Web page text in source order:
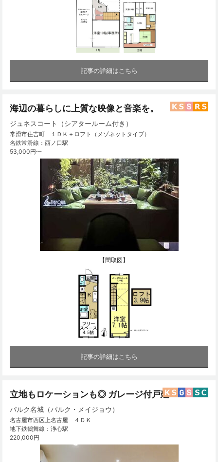
記事の詳細はこちら
海辺の暮らしに上質な映像と音楽を。
ジュネスコート（シアタールーム付き）
常滑市住吉町 １ＤＫ＋ロフト（メゾネットタイプ）
名鉄常滑線：西ノ口駅
53,000円〜
【間取図】
記事の詳細はこちら
立地もロケーションも◎ ガレージ付戸建
パルク名城（パルク・メイジョウ）
名古屋市西区上名古屋 ４ＤＫ
地下鉄鶴舞線：浄心駅
220,000円